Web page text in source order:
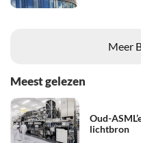
Meer
Meest gelezen
Oud-
lichtbron